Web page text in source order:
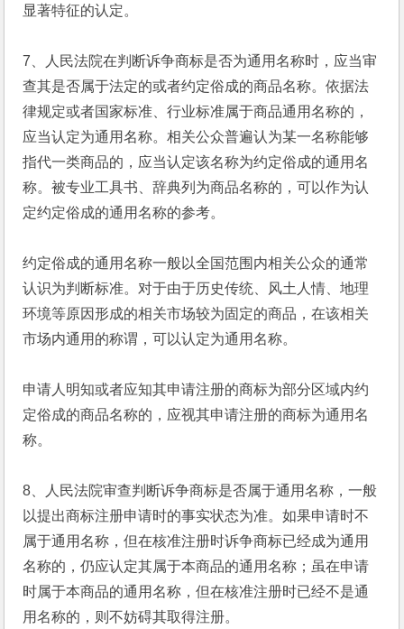
显著特征的认定。
7、人民法院在判断诉争商标是否为通用名称时，应当审
查其是否属于法定的或者约定俗成的商品名称。依据法
律规定或者国家标准、行业标准属于商品通用名称的，
应当认定为通用名称。相关公众普遍认为某一名称能够
指代一类商品的，应当认定该名称为约定俗成的通用名
称。被专业工具书、辞典列为商品名称的，可以作为认
定约定俗成的通用名称的参考。
约定俗成的通用名称一般以全国范围内相关公众的通常
认识为判断标准。对于由于历史传统、风土人情、地理
环境等原因形成的相关市场较为固定的商品，在该相关
市场内通用的称谓，可以认定为通用名称。
申请人明知或者应知其申请注册的商标为部分区域内约
定俗成的商品名称的，应视其申请注册的商标为通用名
称。
8、人民法院审查判断诉争商标是否属于通用名称，一般
以提出商标注册申请时的事实状态为准。如果申请时不
属于通用名称，但在核准注册时诉争商标已经成为通用
名称的，仍应认定其属于本商品的通用名称；虽在申请
时属于本商品的通用名称，但在核准注册时已经不是通
用名称的，则不妨碍其取得注册。